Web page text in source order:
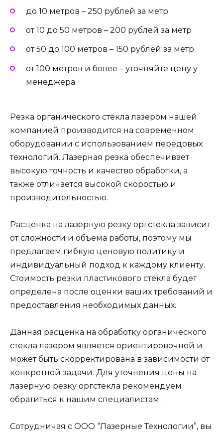
до 10 метров – 250 рублей за метр
от 10 до 50 метров – 200 рублей за метр
от 50 до 100 метров – 150 рублей за метр
от 100 метров и более – уточняйте цену у
менеджера
Резка органического стекла лазером нашей
компанией производится на современном
оборудовании с использованием передовых
технологий. Лазерная резка обеспечивает
высокую точность и качество обработки, а
также отличается высокой скоростью и
производительностью.
Расценка на лазерную резку оргстекла зависит
от сложности и объема работы, поэтому мы
предлагаем гибкую ценовую политику и
индивидуальный подход к каждому клиенту.
Стоимость резки пластикового стекла будет
определена после оценки ваших требований и
предоставления необходимых данных.
Данная расценка на обработку органического
стекла лазером является ориентировочной и
может быть скорректирована в зависимости от
конкретной задачи. Для уточнения цены на
лазерную резку оргстекла рекомендуем
обратиться к нашим специалистам.
Сотрудничая с ООО “Лазерные Технологии”, вы